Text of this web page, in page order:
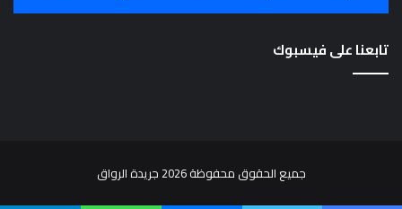
تابعنا على فيسبوك
جميع الحقوق محفوظة 2026 جريدة الرواق